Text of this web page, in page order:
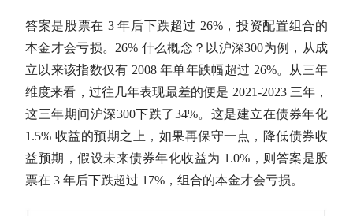
答案是股票在 3 年后下跌超过 26%，投资配置组合的
本金才会亏损。26% 什么概念？以沪深300为例，从成
立以来该指数仅有 2008 年单年跌幅超过 26%。从三年
维度来看，过往几年表现最差的便是 2021-2023 三年，
这三年期间沪深300下跌了34%。这是建立在债券年化
1.5% 收益的预期之上，如果再保守一点，降低债券收
益预期，假设未来债券年化收益为 1.0%，则答案是股
票在 3 年后下跌超过 17%，组合的本金才会亏损。